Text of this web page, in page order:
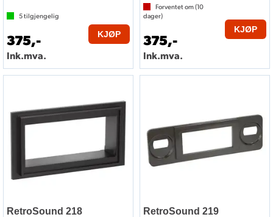
5tilgjengelig
375,-
Ink.mva.
KJØP
Forventet om (10
dager)
375,-
Ink.mva.
KJØP
RetroSound 218
RetroSound 219